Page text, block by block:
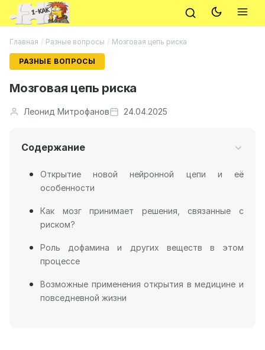
Главная / Разные вопросы / Мозговая цепь риска
РАЗНЫЕ ВОПРОСЫ
Мозговая цепь риска
Леонид Митрофанов 24.04.2025
Содержание
Открытие новой нейронной цепи и её
особенности
Как мозг принимает решения, связанные с
риском?
Роль дофамина и других веществ в этом
процессе
Возможные применения открытия в медицине и
повседневной жизни